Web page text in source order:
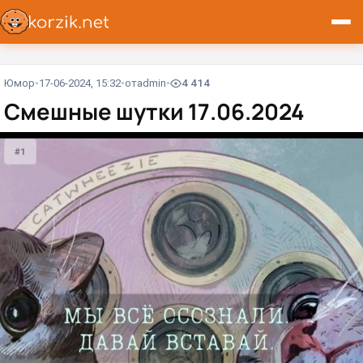
Юмор 17-06-2024, 15:32 отadmin 4 414
Смешные шутки 17.06.2024
#1